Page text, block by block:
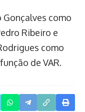
como
Ribeiro e
como
de VAR.